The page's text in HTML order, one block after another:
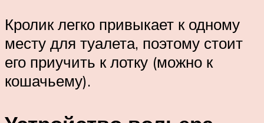
Кролик легко привыкает к одному
месту для туалета, поэтому стоит
его приучить к лотку (можно к
кошачьему).